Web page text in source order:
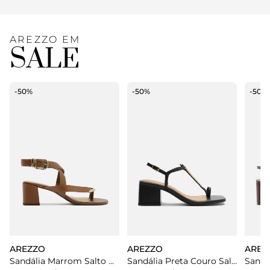
AREZZO EM
SALE
-50%
AREZZO
Sandália Marrom Salto Médio Bloco
-50%
AREZZO
Sandália Preta Couro Salto Bloco Tira Metal
-50%